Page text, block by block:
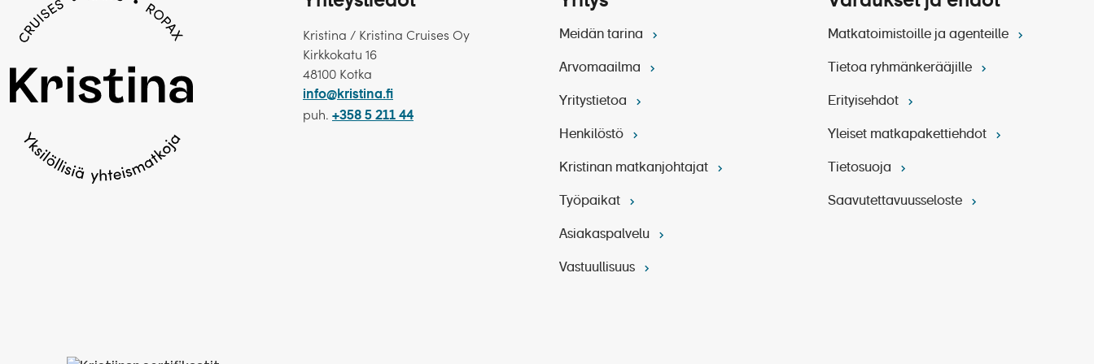
Torstai 9.6. Beaujolais viinitila ja Hameau Duboeuf
Kristina / Kristina Cruises Oy
Kirkkokatu 16
48100 Kotka
info@kristina.fi
puh. +358 5 211 44
Meidän tarina
Arvomaailma
Yritystietoa
Henkilöstö
Kristinan matkanjohtajat
Työpaikat
Asiakaspalvelu
Vastuullisuus
Matkatoimistoille ja agenteille
Tietoa ryhmänkerääjille
Erityisehdot
Yleiset matkapakettiehdot
Tietosuoja
Saavutettavuusseloste